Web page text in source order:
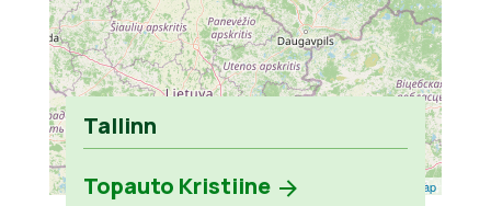
Leaflet OpenStreetMap
Tallinn
Topauto Kristiine